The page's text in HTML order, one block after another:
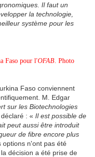
Il faut un
la technologie,
système pour les
Faso pour l'OFAB . Photo
Faso conviennent
M. Edgar
sur les Biotechnologies
: « Il est possible de
peut aussi être introduit
de fibre encore plus
options n'ont pas été
décision a été prise de